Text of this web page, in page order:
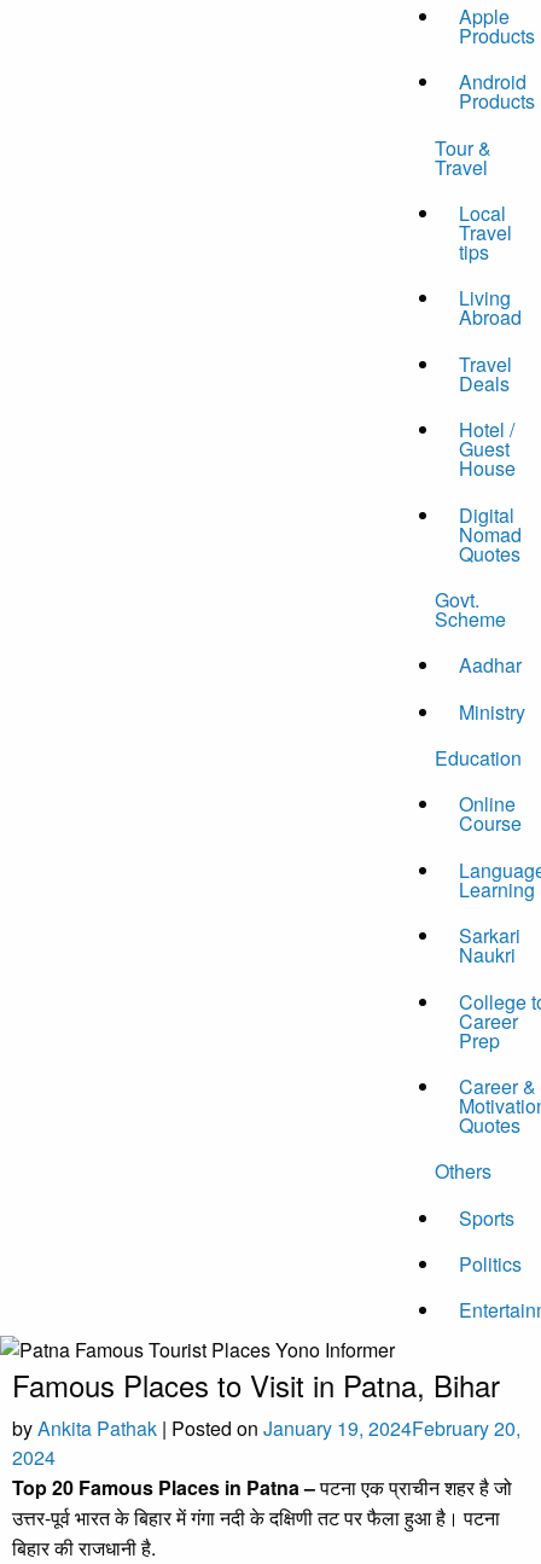
Apple
Products
Android
Products
Tour &
Travel
Local
Travel
tips
Living
Abroad
Travel
Deals
Hotel /
Guest
House
Digital
Nomad
Quotes
Govt.
Scheme
Aadhar
Ministry
Education
Online
Course
Learning
Sarkari
Naukri
College
Career
Prep
Career &
Quotes
Others
Sports
Politics
Famous Places to Visit in Patna, Bihar
byAnkita Pathak | Posted on January 19, 2024February 20,
2024
Top 20 Famous Places in Patna –पटना एक प्राचीन शहर है जो
उत्तर-पूर्व भारत के बिहार में गंगा नदी के दक्षिणी तट पर फैला हुआ है। पटना
बिहार की राजधानी है.